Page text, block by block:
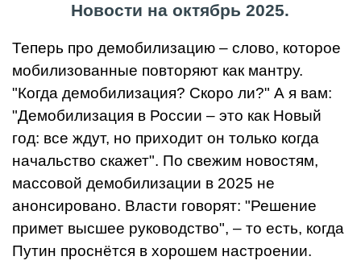
Новости на октябрь 2025.
Теперь про демобилизацию – слово, которое
мобилизованные повторяют как мантру.
"Когда демобилизация? Скоро ли?" А я вам:
"Демобилизация в России – это как Новый
год: все ждут, но приходит он только когда
начальство скажет". По свежим новостям,
массовой демобилизации в 2025 не
анонсировано. Власти говорят: "Решение
примет высшее руководство", – то есть, когда
Путин проснётся в хорошем настроении.